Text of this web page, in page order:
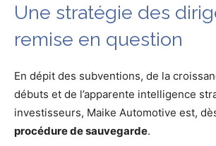
Une stratégie des
remise en question
En dépit des subventions, de la
débuts et de l’apparente intelligence
investisseurs, Maike Automotive est, dès
procédure de sauvegarde.